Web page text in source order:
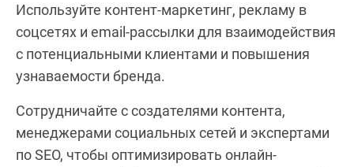
Используйте контент-маркетинг, рекламу в
соцсетях и email-рассылки для взаимодействия
с потенциальными клиентами и повышения
узнаваемости бренда.
Сотрудничайте с создателями контента,
менеджерами социальных сетей и экспертами
по SEO, чтобы оптимизировать онлайн-